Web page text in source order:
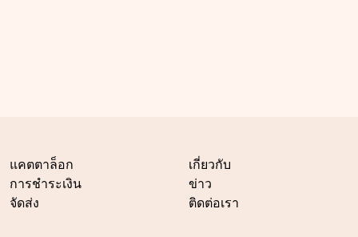
แคตตาล็อก
การชำระเงิน
จัดส่ง
เกี่ยวกับ
ข่าว
ติดต่อเรา